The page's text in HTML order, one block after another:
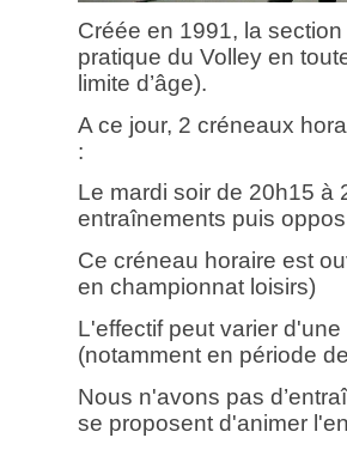
Créée en 1991, la
pratique du Volley en
limite d’âge).
A ce jour, 2 créneaux
:
Le mardi soir de 20h15 à
entraînements puis
Ce créneau horaire est
en championnat loisirs)
L'effectif peut varier
(notamment en période
Nous n'avons pas
se proposent d'animer